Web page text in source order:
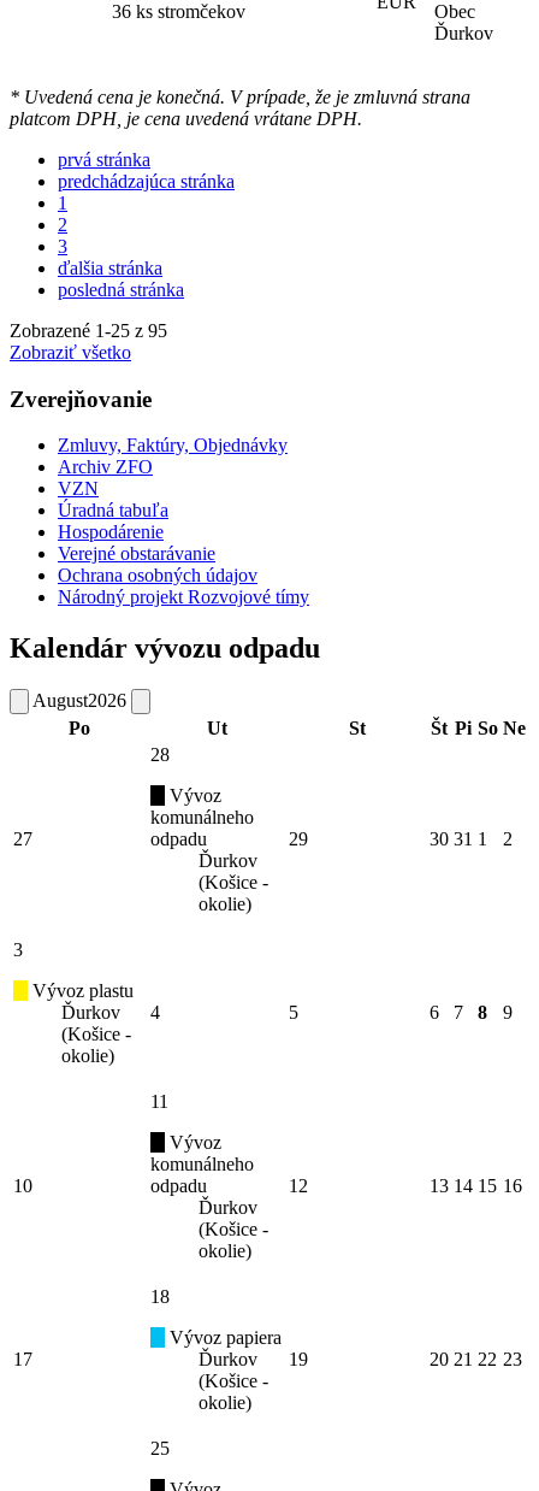
36 ks stromčekov
Obec
Ďurkov
* Uvedená cena je konečná. V prípade, že je zmluvná strana
platcom DPH, je cena uvedená vrátane DPH.
prvá stránka
predchádzajúca stránka
1
2
3
ďalšia stránka
posledná stránka
Zobrazené 1-25 z 95
Zobraziť všetko
Zverejňovanie
Zmluvy, Faktúry, Objednávky
Archiv ZFO
VZN
Úradná tabuľa
Hospodárenie
Verejné obstarávanie
Ochrana osobných údajov
Národný projekt Rozvojové tímy
Kalendár vývozu odpadu
August2026
Po
Ut St Št Pi So Ne
27
28
Vývoz
komunálneho
odpadu
Ďurkov
(Košice -
okolie)
29 30 31 1 2
3
Vývoz plastu
Ďurkov
(Košice -
okolie)
4 5 6 7 8 9
10
11
Vývoz
komunálneho
odpadu
Ďurkov
(Košice -
okolie)
12 13 14 15 16
17
18
Vývoz papiera
Ďurkov
(Košice -
okolie)
19 20 21 22 23
25